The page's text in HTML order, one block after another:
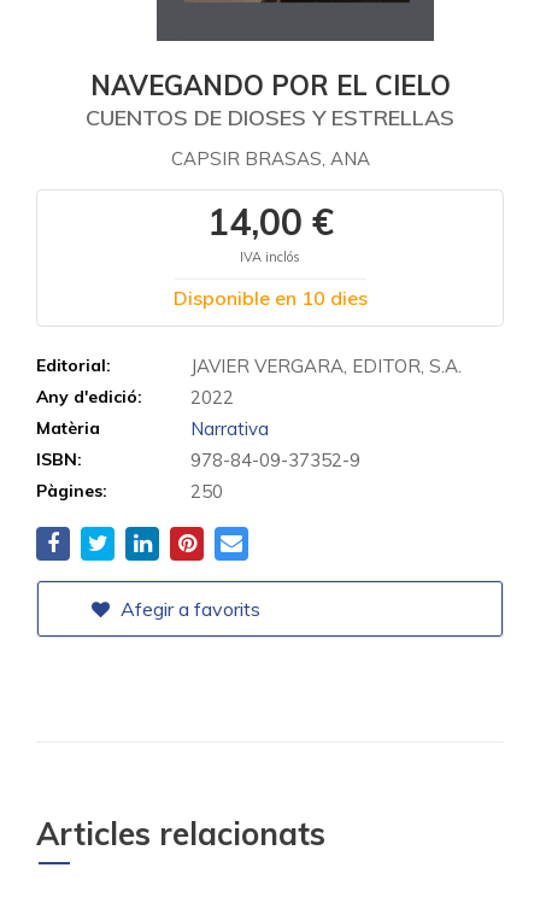
NAVEGANDO POR EL CIELO
CUENTOS DE DIOSES Y ESTRELLAS
CAPSIR BRASAS, ANA
14,00 €
IVA inclós
Disponible en 10 dies
Editorial: JAVIER VERGARA, EDITOR, S.A.
Any d'edició: 2022
Matèria Narrativa
ISBN: 978-84-09-37352-9
Pàgines: 250
Afegir a favorits
Articles relacionats